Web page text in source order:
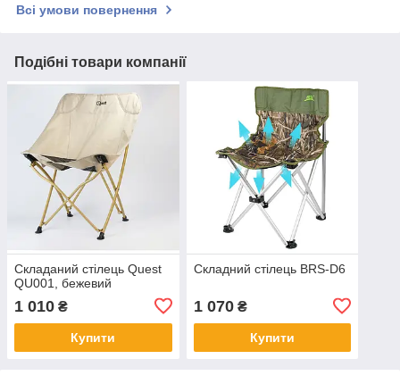
Всі умови повернення
Подібні товари компанії
Складаний стілець Quest
QU001, бежевий
1 010 ₴
Купити
Складний стілець BRS-D6
1 070₴
Купити